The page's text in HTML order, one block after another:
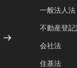
の
一般法人法
不動産登記
会社法
住基法